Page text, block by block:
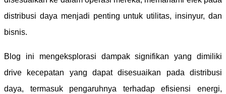
distribusi daya menjadi penting untuk utilitas, insinyur, dan
bisnis.
Blog ini mengeksplorasi dampak signifikan yang dimiliki
drive kecepatan yang dapat disesuaikan pada distribusi
daya, termasuk pengaruhnya terhadap efisiensi energi,